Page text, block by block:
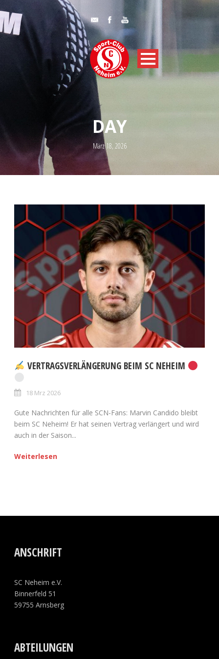
DAY
März 18, 2026
VERTRAGSVERLÄNGERUNG BEIM SC NEHEIM
18 Mrz 2026
Gute Nachrichten für alle SCN-Fans: Marvin Candido bleibt
beim SC Neheim! Er hat seinen Vertrag verlängert und wird
auch in der Saison...
Weiterlesen
ANSCHRIFT
SC Neheim e.V.
Binnerfeld 51
59755 Arnsberg
ABTEILUNGEN